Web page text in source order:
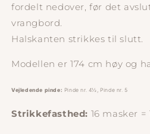
fordelt nedover, før det
vrangbord.
Halskanten strikkes til slutt.
Modellen er 174 cm høy og
Vejledende pinde: Pinde nr. 4½, Pinde nr. 5
Strikkefasthed: 16 masker =